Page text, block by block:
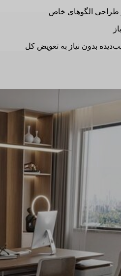
طراحی الگوهای خاص
بدون نیاز به تعویض کل